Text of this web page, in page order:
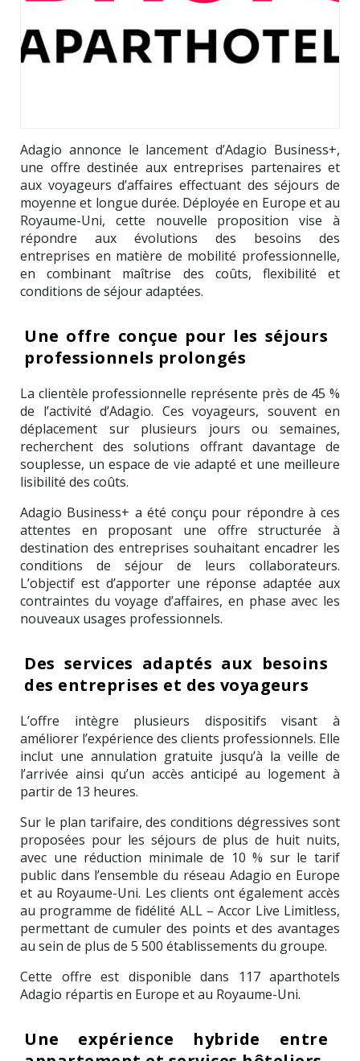
Adagio annonce le lancement d’Adagio Business+,
une offre destinée aux entreprises partenaires et
aux voyageurs d’affaires effectuant des séjours de
moyenne et longue durée. Déployée en Europe et au
Royaume-Uni, cette nouvelle proposition vise à
répondre aux évolutions des besoins des
entreprises en matière de mobilité professionnelle,
en combinant maîtrise des coûts, flexibilité et
conditions de séjour adaptées.
Une offre conçue pour les séjours
professionnels prolongés
La clientèle professionnelle représente près de 45 %
de l’activité d’Adagio. Ces voyageurs, souvent en
déplacement sur plusieurs jours ou semaines,
recherchent des solutions offrant davantage de
souplesse, un espace de vie adapté et une meilleure
lisibilité des coûts.
Adagio Business+ a été conçu pour répondre à ces
attentes en proposant une offre structurée à
destination des entreprises souhaitant encadrer les
conditions de séjour de leurs collaborateurs.
L’objectif est d’apporter une réponse adaptée aux
contraintes du voyage d’affaires, en phase avec les
nouveaux usages professionnels.
Des services adaptés aux besoins
des entreprises et des voyageurs
L’offre intègre plusieurs dispositifs visant à
améliorer l’expérience des clients professionnels. Elle
inclut une annulation gratuite jusqu’à la veille de
l’arrivée ainsi qu’un accès anticipé au logement à
partir de 13 heures.
Sur le plan tarifaire, des conditions dégressives sont
proposées pour les séjours de plus de huit nuits,
avec une réduction minimale de 10 % sur le tarif
public dans l’ensemble du réseau Adagio en Europe
et au Royaume-Uni. Les clients ont également accès
au programme de fidélité ALL – Accor Live Limitless,
permettant de cumuler des points et des avantages
au sein de plus de 5 500 établissements du groupe.
Cette offre est disponible dans 117 aparthotels
Adagio répartis en Europe et au Royaume-Uni.
Une expérience hybride entre